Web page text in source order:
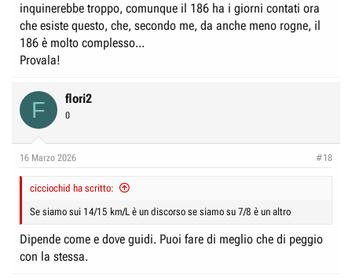
inquinerebbe troppo, comunque il 186 ha i giorni contati ora
che esiste questo, che, secondo me, da anche meno rogne, il
186 è molto complesso...
Provala!
F flori2
0
16 Marzo 2026 #18
cicciochid ha scritto:
Se siamo sui 14/15 km/L è un discorso se siamo su 7/8 è un altro
Dipende come e dove guidi. Puoi fare di meglio che di peggio
con la stessa.